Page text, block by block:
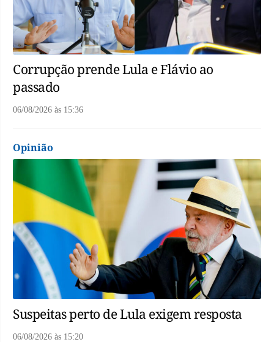
Corrupção prende Lula e Flávio ao
passado
06/08/2026 às 15:36
Opinião
Suspeitas perto de Lula exigem resposta
06/08/2026 às 15:20